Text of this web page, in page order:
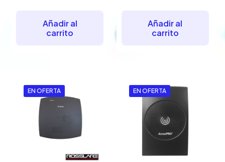
era:
$678.96.
$586.04.
Añadir al
carrito
era:
$398.81.
Añadir al
carrito
EN OFERTA EN OFERTA